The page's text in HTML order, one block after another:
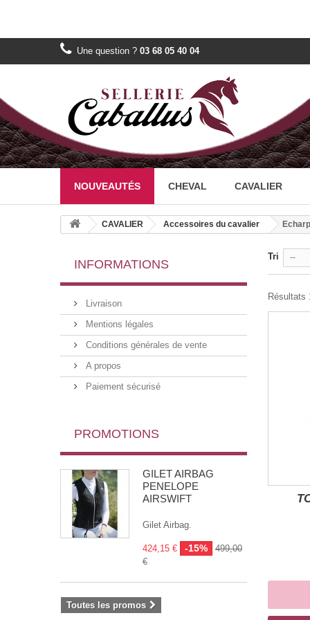
Une question ? 03 68 05 40 04
NOUVEAUTÉS CHEVAL CAVALIER
CAVALIER Accessoires du cavalier
INFORMATIONS
Livraison
Mentions légales
Conditions générales de vente
A propos
Paiement sécurisé
PROMOTIONS
GILET AIRBAG
PENELOPE
AIRSWIFT
Gilet Airbag.
424,15 € -15%
499,00
€
Toutes les promos
Tri --
Résultats